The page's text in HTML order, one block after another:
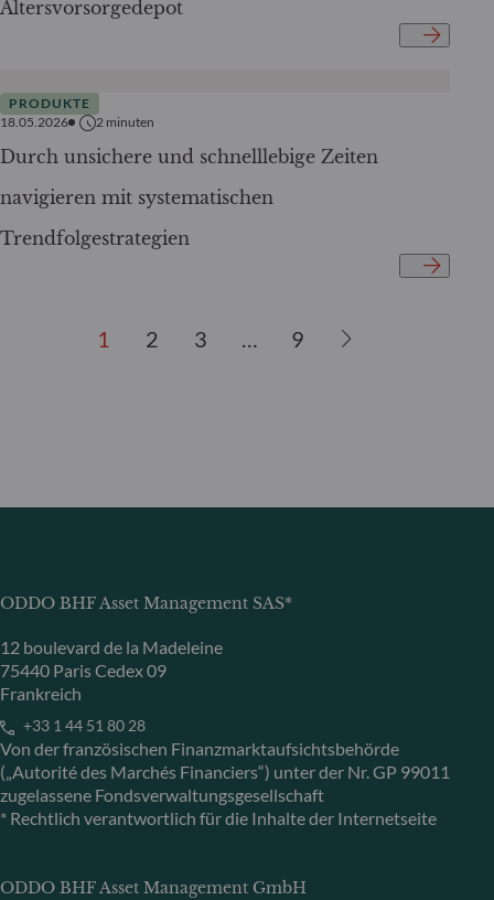
Altersvorsorgedepot
PRODUKTE
18.05.2026
2 minuten
Durch unsichere und schnelllebige Zeiten
navigieren mit systematischen
Trendfolgestrategien
1 2 3 … 9
ODDO BHF Asset Management SAS*
12 boulevard de la Madeleine
75440 Paris Cedex 09
Frankreich
+33 1 44 51 80 28
Von der französischen Finanzmarktaufsichtsbehörde
(„Autorité des Marchés Financiers“) unter der Nr. GP 99011
zugelassene Fondsverwaltungsgesellschaft
* Rechtlich verantwortlich für die Inhalte der Internetseite
ODDO BHF Asset Management GmbH